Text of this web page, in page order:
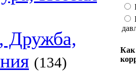
Дружба,
(134)
Как